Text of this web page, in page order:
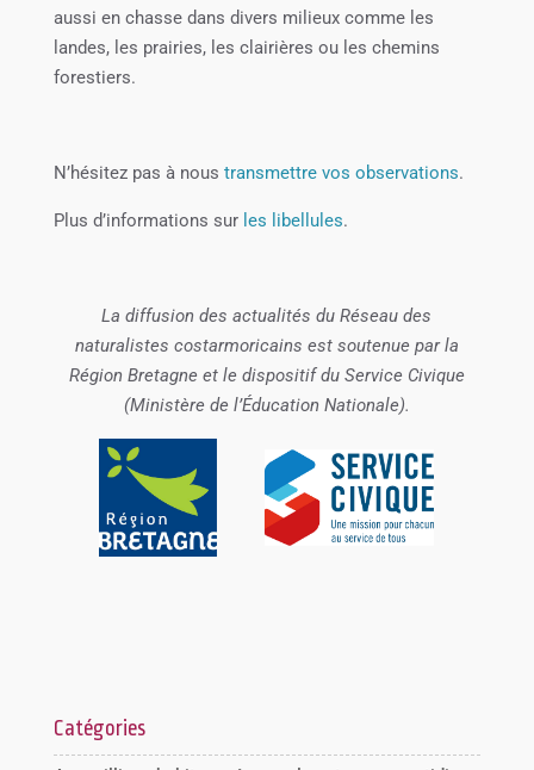
aussi en chasse dans divers milieux comme les
landes, les prairies, les clairières ou les chemins
forestiers.
N’hésitez pas à nous transmettre vos observations.
Plus d’informations sur les libellules.
La diffusion des actualités du Réseau des
naturalistes costarmoricains est soutenue par la
Région Bretagne et le dispositif du Service Civique
(Ministère de l’Éducation Nationale).
Catégories